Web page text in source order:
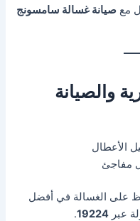
معصيانة غسالة سامسونج
والصيانة
الأعطال
مفاجئ
على الغسالة في أفضل
عبر19224
.